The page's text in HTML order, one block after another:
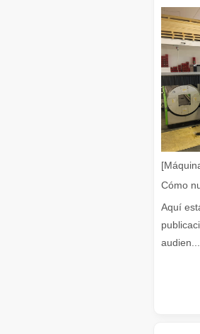
del tratamiento y restauración de
de corte por láser son una herramienta
Aquí
audien...